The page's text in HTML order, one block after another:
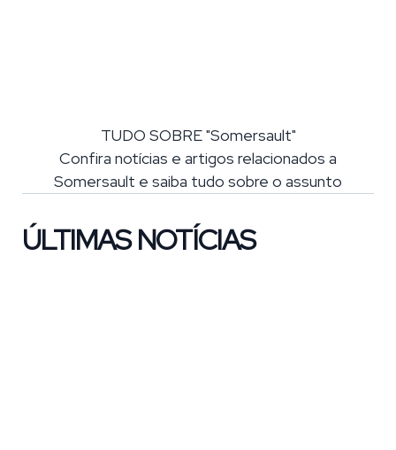
TUDO SOBRE "Somersault"
Confira notícias e artigos relacionados a
Somersault e saiba tudo sobre o assunto
ÚLTIMAS NOTÍCIAS